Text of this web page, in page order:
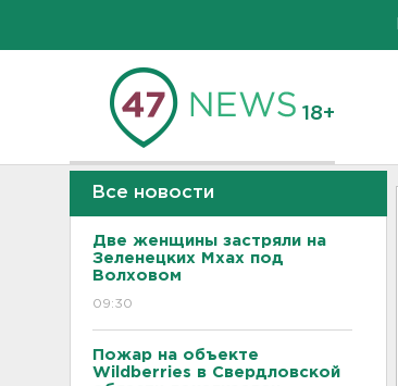
18+
Все новости
Две женщины застряли на
Зеленецких Мхах под
Волховом
09:30
Пожар на объекте
Wildberries в Свердловской